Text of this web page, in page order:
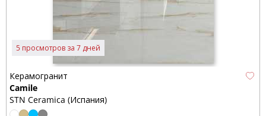
5 просмотров за 7 дней
Керамогранит
Camile
STN Ceramica (Испания)